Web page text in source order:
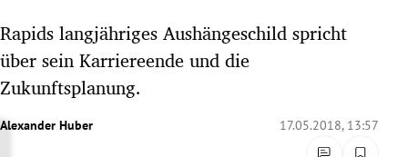
Untermenü
Untermenü
Rapids langjähriges Aushängeschild spricht
über sein Karriereende und die
Zukunftsplanung.
Alexander Huber 17.05.2018, 13:57